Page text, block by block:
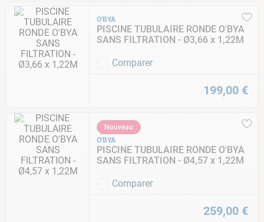
O'BYA
PISCINE TUBULAIRE RONDE O'BYA
SANS FILTRATION - Ø3,66 x 1,22M
Comparer
199,00 €
Nouveau
O'BYA
PISCINE TUBULAIRE RONDE O'BYA
SANS FILTRATION - Ø4,57 x 1,22M
Comparer
259,00 €